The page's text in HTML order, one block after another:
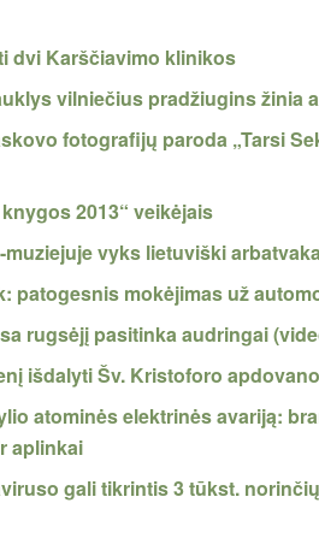
dvi Karščiavimo klinikos
vilniečius pradžiugins žinia
fotografijų paroda „Tarsi
2013“ veikėjais
muziejuje vyks lietuviški
patogesnis mokėjimas už
rugsėjį pasitinka audringai
išdalyti Šv. Kristoforo
atominės elektrinės avariją:
aplinkai
gali tikrintis 3 tūkst.